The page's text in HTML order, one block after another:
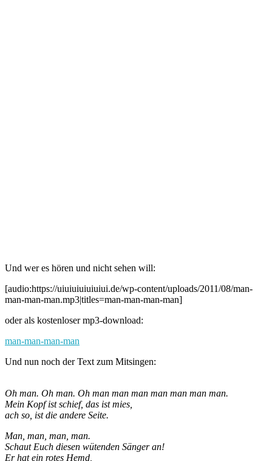
Und wer es hören und nicht sehen will:
[audio:https://uiuiuiuiuiuiui.de/wp-content/uploads/2011/08/man-
man-man-man.mp3|titles=man-man-man-man]
oder als kostenloser mp3-download:
man-man-man-man
Und nun noch der Text zum Mitsingen:
Oh man. Oh man. Oh man man man man man man man.
Mein Kopf ist schief, das ist mies,
ach so, ist die andere Seite.
Man, man, man, man.
Schaut Euch diesen wütenden Sänger an!
Er hat ein rotes Hemd,